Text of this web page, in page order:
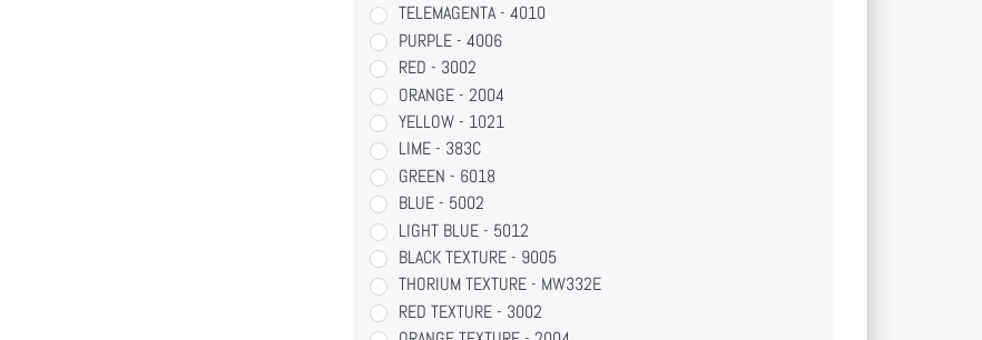
TELEMAGENTA - 4010
PURPLE - 4006
RED - 3002
ORANGE - 2004
YELLOW - 1021
LIME - 383C
GREEN - 6018
BLUE - 5002
LIGHT BLUE - 5012
BLACK TEXTURE - 9005
THORIUM TEXTURE - MW332E
RED TEXTURE - 3002